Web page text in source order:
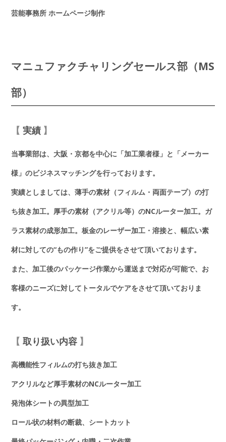
芸能事務所 ホームページ制作
マニュファクチャリングセールス部（MS
部）
実績
当事業部は、大阪・京都を中心に「加工業者様」と「メーカー
様」のビジネスマッチングを行っております。
実績としましては、薄手の素材（フィルム・両面テープ）の打
ち抜き加工。厚手の素材（アクリル等）のNCルーター加工。ガ
ラス素材の成形加工。板金のレーザー加工・溶接と、幅広い素
材に対しての“もの作り”をご提供をさせて頂いております。
また、加工後のパッケージ作業から運送まで対応が可能で、お
客様のニーズに対してトータルでケアをさせて頂いておりま
す。
取り扱い内容
高機能性フィルムの打ち抜き加工
アクリルなど厚手素材のNCルーター加工
発泡体シートの異型加工
ロール状の材料の断裁、シートカット